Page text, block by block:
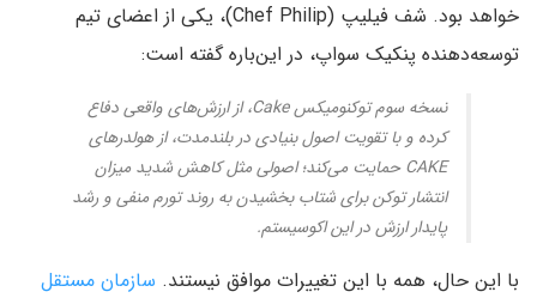
خواهد بود. شف فیلیپ (Chef Philip)، یکی از اعضای تیم
توسعه‌دهنده پنکیک سواپ، در این‌باره گفته است:
نسخه سوم توکنومیکس Cake، از ارزش‌های واقعی دفاع
کرده و با تقویت اصول بنیادی در بلندمدت، از هولدرهای
CAKE حمایت می‌کند؛ اصولی مثل کاهش شدید میزان
انتشار توکن برای شتاب‌ بخشیدن به روند تورم منفی و رشد
پایدار ارزش در این اکوسیستم.
با این حال، همه با این تغییرات موافق نیستند. سازمان مستقل